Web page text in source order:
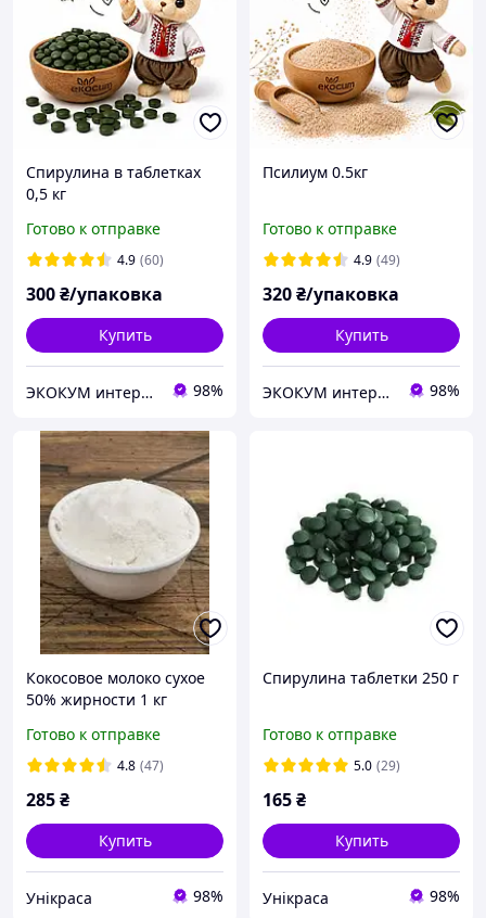
Спирулина в таблетках
0,5 кг
Готово к отправке
4.9 (60)
300₴/упаковка
Купить
ЭКОКУМ интернет магазин 98%
Псилиум 0.5кг
Готово к отправке
4.9 (49)
320₴/упаковка
Купить
ЭКОКУМ интернет магазин 98%
Кокосовое молоко сухое
50% жирности 1 кг
Готово к отправке
4.8 (47)
285₴
Купить
Унікраса 98%
Спирулина таблетки 250 г
Готово к отправке
5.0 (29)
165₴
Купить
Унікраса 98%